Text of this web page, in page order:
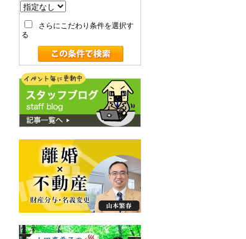
さらにこだわり条件を選択す
る